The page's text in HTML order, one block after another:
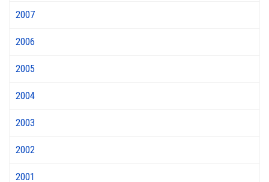
2007
2006
2005
2004
2003
2002
2001